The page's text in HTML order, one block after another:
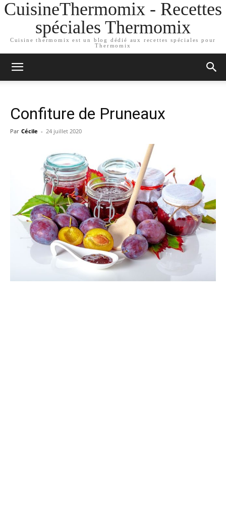
CuisineThermomix - Recettes
spéciales Thermomix
Cuisine thermomix est un blog dédié aux recettes spéciales pour
Thermomix
Confiture de Pruneaux
Par Cécile - 24 juillet 2020